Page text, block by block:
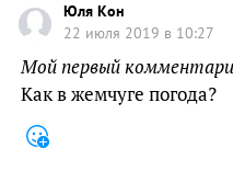
Юля Кон
22 июля 2019 в 10:27
Мой первый
Как в жемчуге погода?